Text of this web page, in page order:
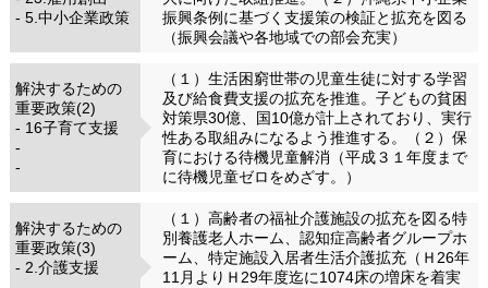
- 5.中小企業政策
振興条例に基づく支援策の検証と拡充を図る
（振興会議や各地域での部会充実）
解決するための
重要政策(2)
- 16子育て支援
-
-
（１）生活困窮世帯の児童生徒に対する学習
及び給食費支援の拡充を推進。子どもの貧困
対策県30億、国10億が計上されており、実行
性ある取組みになるよう推進する。（２）保
育における待機児童解消（平成３１年度まで
に待機児童ゼロをめざす。）
解決するための
重要政策(3)
- 2.介護支援
（１）高齢者の福祉介護施設の拡充を図る特
別養護老人ホーム、認知症高齢者グループホ
ーム、特定施設入居者生活介護拡充（Ｈ26年
11月よりＨ29年度迄に1074床の増床を着実